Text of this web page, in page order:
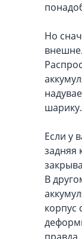
Но
внешне.
шарику.
Если у
задняя
В
корпус